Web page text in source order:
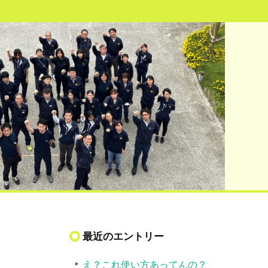
最近のエントリー
え？これ使い方あってんの？